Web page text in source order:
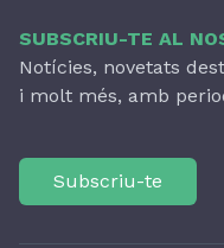
SUBSCRIU-TE AL
Notícies, novetats
i molt més, amb
Subscriu-te